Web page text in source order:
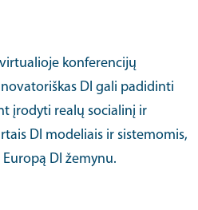
konferencijų
DI gali padidinti
įrodyti realų socialinį ir
DI modeliais ir sistemomis,
DI žemynu.